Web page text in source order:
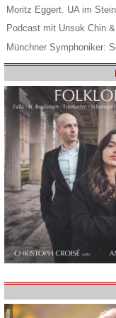
Moritz Eggert. UA im
Podcast mit Unsuk Chin
Münchner Symphoniker: